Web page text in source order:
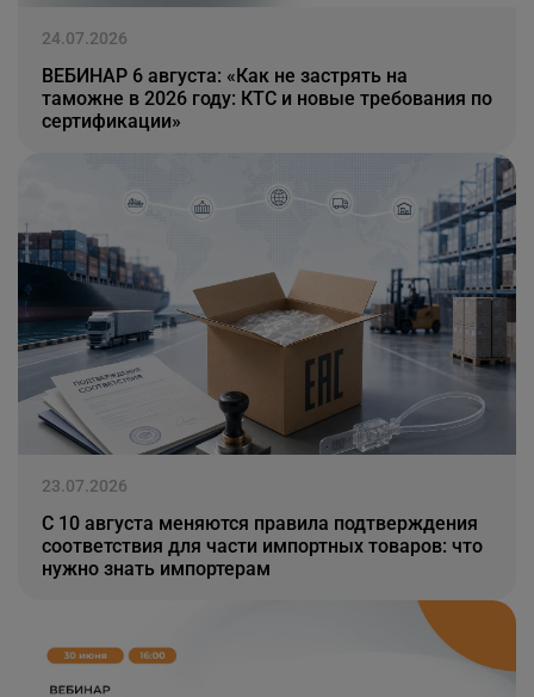
24.07.2026
ВЕБИНАР 6 августа: «Как не застрять на
таможне в 2026 году: КТС и новые требования по
сертификации»
23.07.2026
С 10 августа меняются правила подтверждения
соответствия для части импортных товаров: что
нужно знать импортерам